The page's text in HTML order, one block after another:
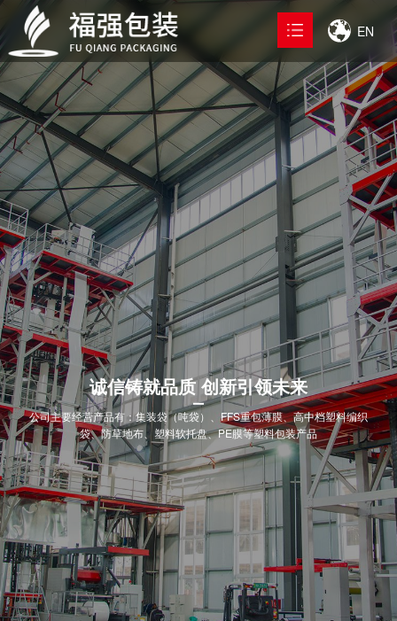
首页
产品中心 
解决方案
工厂展示 
关于我们 
新闻中心 
联系我们 
EN
诚信铸就品质 创新引领未来
公司主要经营产品有：集装袋（吨袋）、FFS重包薄膜、高中档塑料编织
袋、防草地布、塑料软托盘、PE膜等塑料包装产品